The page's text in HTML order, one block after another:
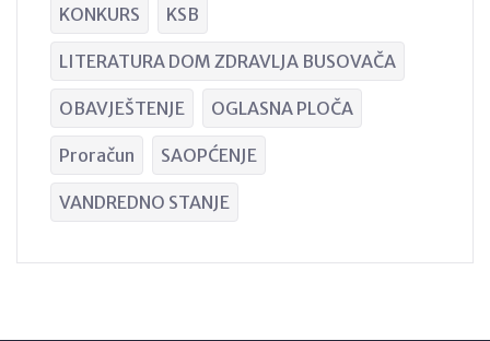
KONKURS KSB
LITERATURA DOM ZDRAVLJA BUSOVAČA
OBAVJEŠTENJE OGLASNA PLOČA
Proračun SAOPĆENJE
VANDREDNO STANJE